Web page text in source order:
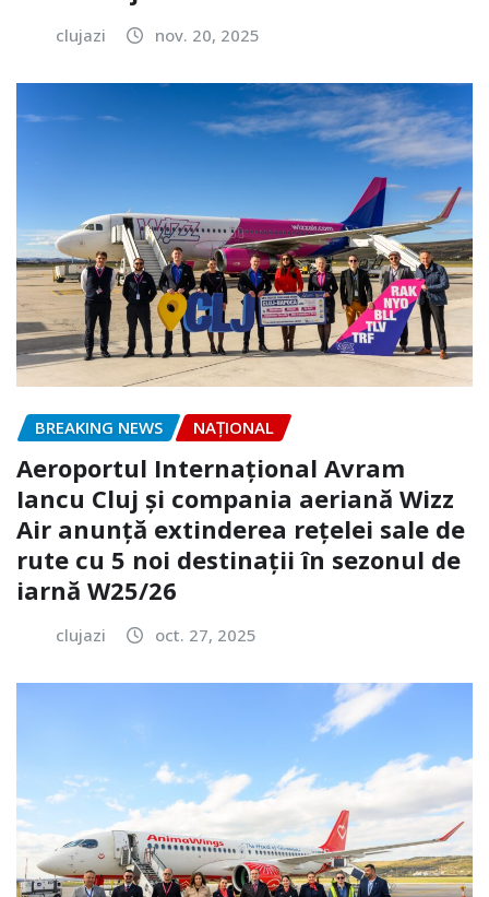
clujazi nov. 20, 2025
BREAKING NEWS NAŢIONAL
Aeroportul Internațional Avram
Iancu Cluj și compania aeriană Wizz
Air anunță extinderea reţelei sale de
rute cu 5 noi destinaţii în sezonul de
iarnă W25/26
clujazi oct. 27, 2025